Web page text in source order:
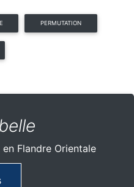
PERMUTATION
en Flandre Orientale